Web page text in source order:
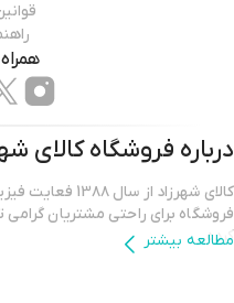
درباره فروشگاهکالای
فروشگاه برای راحتی مشتریان
کرده.
مطالعه بیشتر